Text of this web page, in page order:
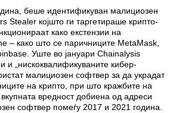
беше идентификуван малициозен
Stealer којшто ги таргетираше крипто-
како екстензии на
– како што се паричниците MetaMask,
Уште во јануари Chainalysis
и „нискоквалификуваните кибер-
малициозен софтвер за да украдат
на крипто, при што кражбите на
вредност добиена од адреси
софтвер помеѓу 2017 и 2021 година.